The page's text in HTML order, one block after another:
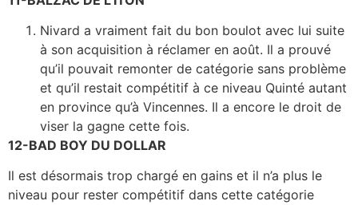
Nivard a vraiment fait du bon boulot avec lui suite
à son acquisition à réclamer en août. Il a prouvé
qu’il pouvait remonter de catégorie sans problème
et qu’il restait compétitif à ce niveau Quinté autant
en province qu’à Vincennes. Il a encore le droit de
viser la gagne cette fois.
12-BAD BOY DU DOLLAR
Il est désormais trop chargé en gains et il n’a plus le
niveau pour rester compétitif dans cette catégorie